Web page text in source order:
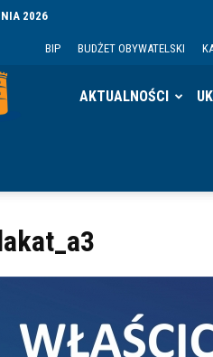
2026
BIP BUDŻET OBYWATELSKI
AKTUALNOŚCI